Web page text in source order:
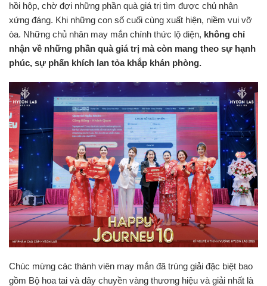
hồi hộp, chờ đợi những phần quà giá trị tìm được chủ nhân
xứng đáng. Khi những con số cuối cùng xuất hiện, niềm vui vỡ
òa. Những chủ nhân may mắn chính thức lộ diện, không chỉ
nhận về những phần quà giá trị mà còn mang theo sự hạnh
phúc, sự phấn khích lan tỏa khắp khán phòng.
Chúc mừng các thành viên may mắn đã trúng giải đặc biệt bao
gồm Bộ hoa tai và dây chuyền vàng thương hiệu và giải nhất là